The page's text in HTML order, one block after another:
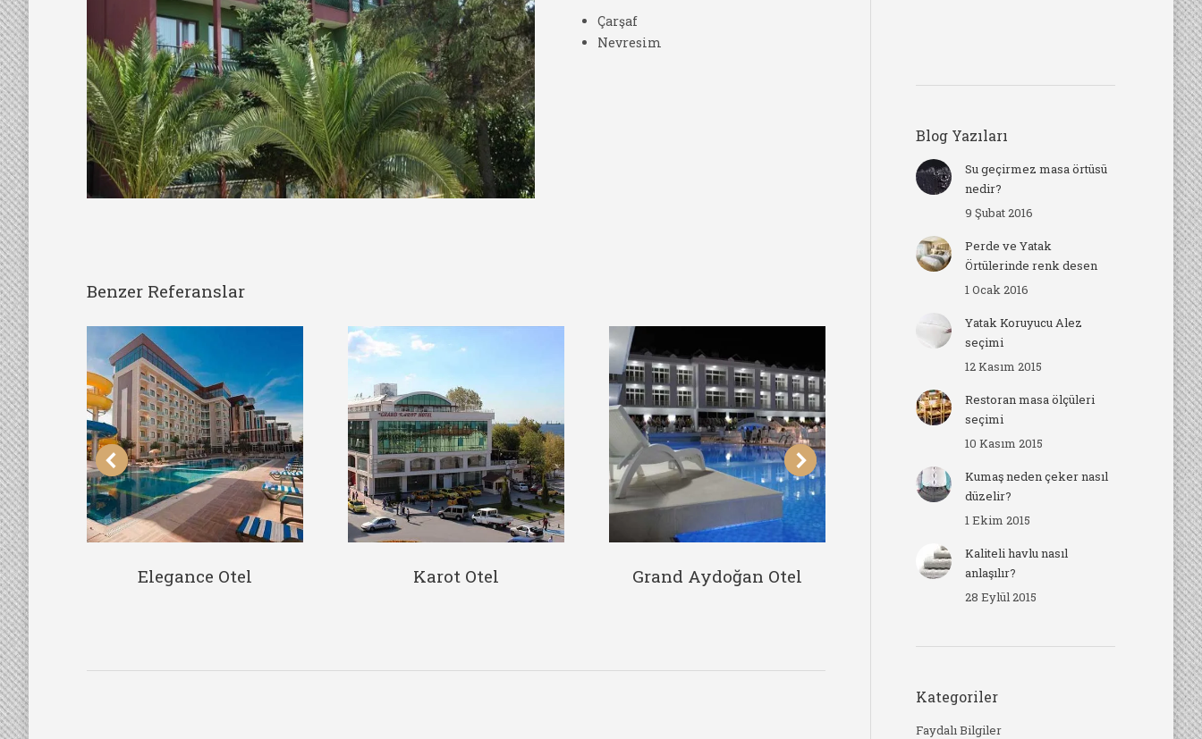
Çarşaf
Nevresim
Benzer Referanslar
Elegance Otel Karot Otel Grand Aydoğan Otel Aktuğ Otel
Blog Yazıları
Su geçirmez masa örtüsü
nedir?
9 Şubat 2016
Perde ve Yatak
Örtülerinde renk desen
1 Ocak 2016
Yatak Koruyucu Alez
seçimi
12 Kasım 2015
Restoran masa ölçüleri
seçimi
10 Kasım 2015
Kumaş neden çeker nasıl
düzelir?
1 Ekim 2015
Kaliteli havlu nasıl
anlaşılır?
28 Eylül 2015
Kategoriler
Faydalı Bilgiler